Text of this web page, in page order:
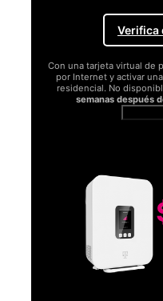
Verifica
Con una tarjeta virtual de
por Internet y activar
residencial. No
semanas después